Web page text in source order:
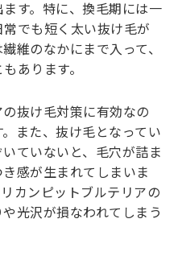
す。特に、換毛期には一
でも短く太い抜け毛が
維のなかにまで入って、
あります。
抜け毛対策に有効なの
また、抜け毛となってい
ていないと、毛穴が詰ま
感が生まれてしまいま
カンピットブルテリアの
光沢が損なわれてしまう